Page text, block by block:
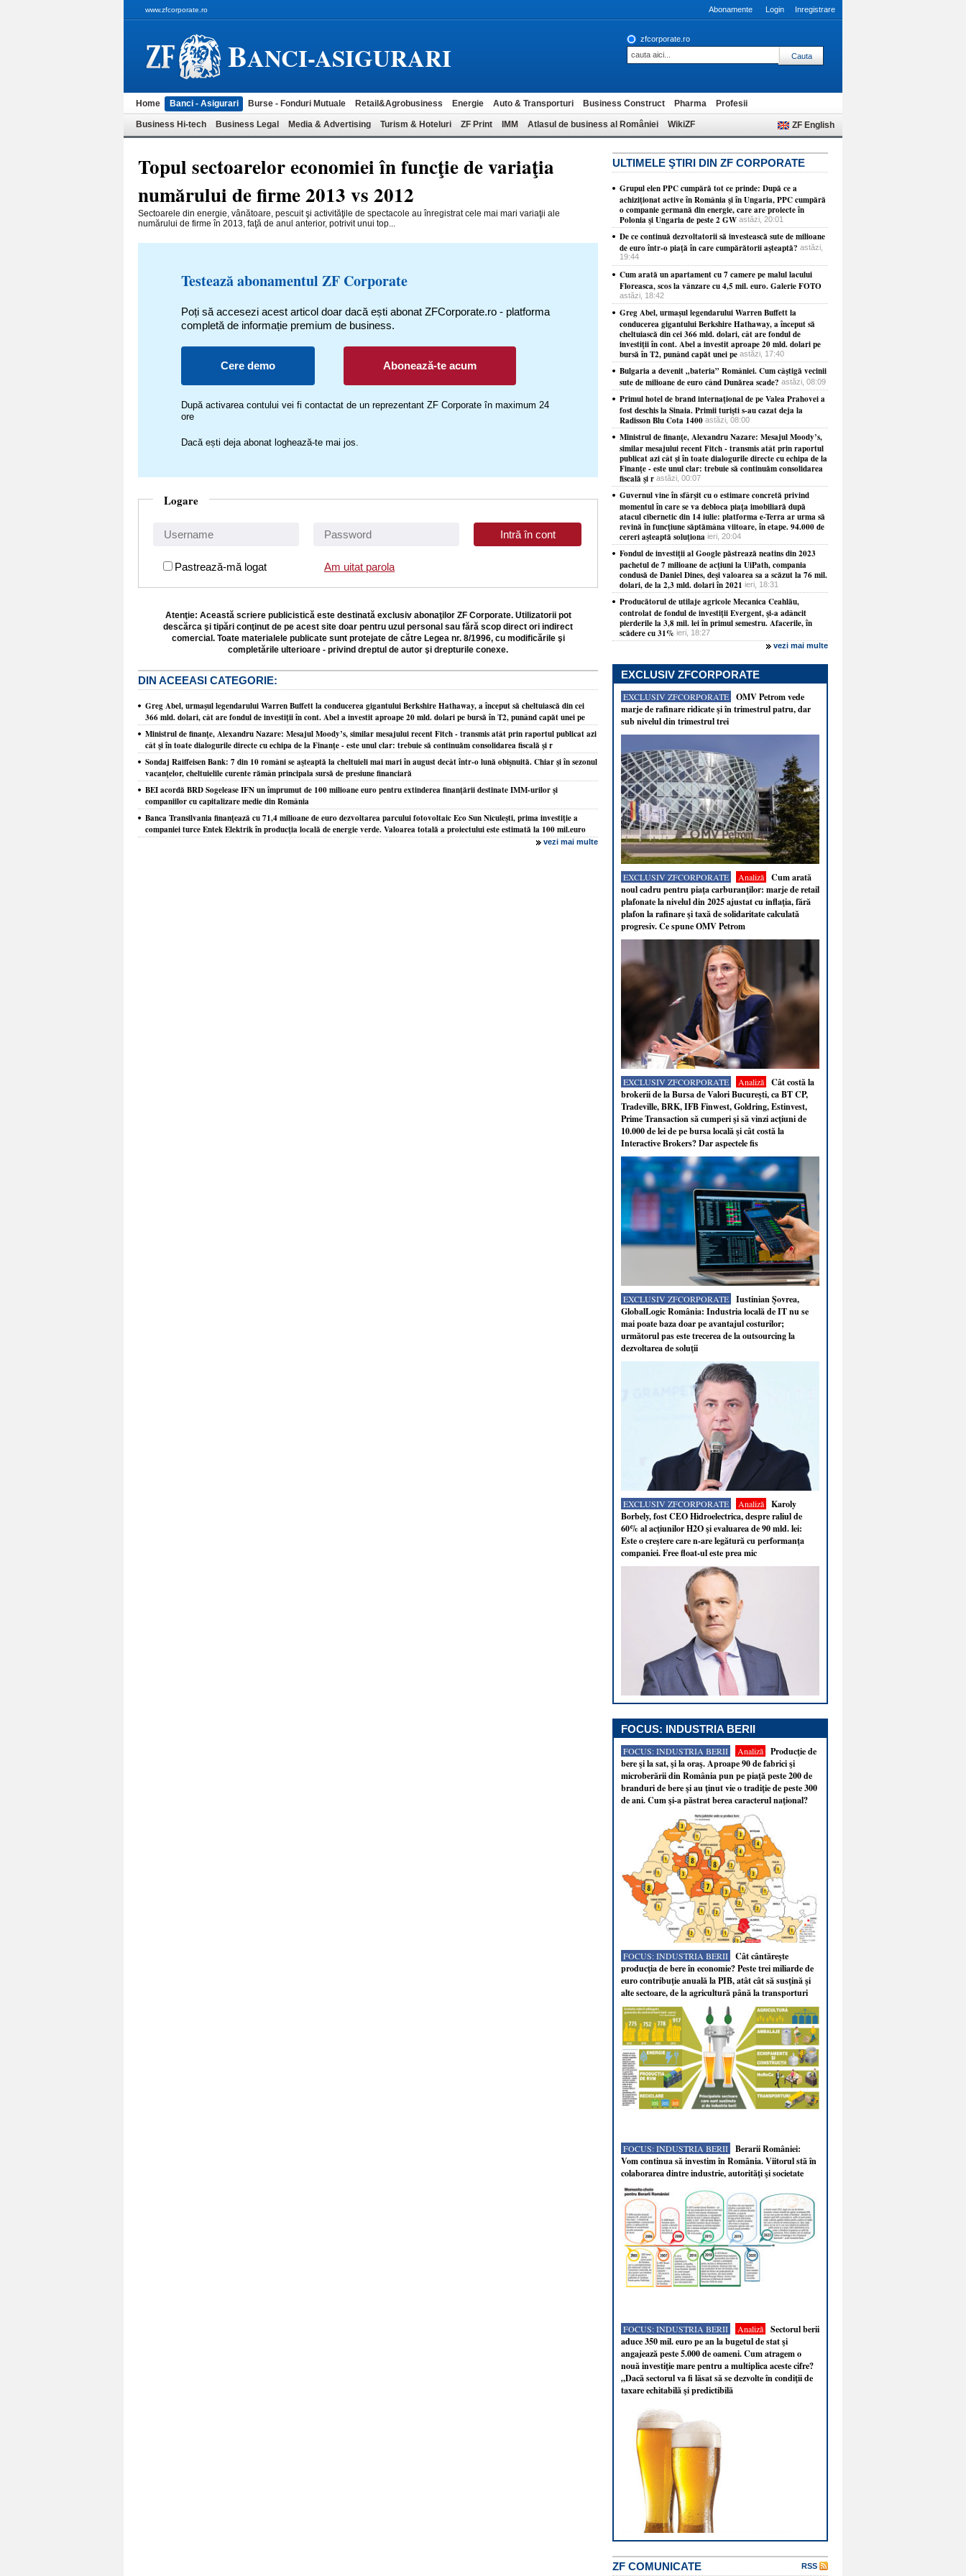
www.zfcorporate.ro Abonamente Login Inregistrare
BANCI-ASIGURARI
zfcorporate.ro
Home Banci - Asigurari Burse - Fonduri Mutuale Retail&Agrobusiness Energie Auto & Transporturi Business Construct Pharma Profesii
Business Hi-tech Business Legal Media & Advertising Turism & Hoteluri ZF Print IMM Atlasul de business al României WikiZF ZF English
Topul sectoarelor economiei în funcţie de variaţia
numărului de firme 2013 vs 2012
Sectoarele din energie, vânătoare, pescuit şi activităţile de spectacole au înregistrat cele mai mari variaţii ale
numărului de firme în 2013, faţă de anul anterior, potrivit unui top...
Testează abonamentul ZF Corporate
Poți să accesezi acest articol doar dacă ești abonat ZFCorporate.ro - platforma
completă de informație premium de business.
Cere demo Abonează-te acum
După activarea contului vei fi contactat de un reprezentant ZF Corporate în maximum 24
ore
Dacă ești deja abonat loghează-te mai jos.
Logare
Pastrează-mă logat Am uitat parola
Atenţie: Această scriere publicistică este destinată exclusiv abonaţilor ZF Corporate. Utilizatorii pot
descărca şi tipări conţinut de pe acest site doar pentru uzul personal sau fără scop direct ori indirect
comercial. Toate materialele publicate sunt protejate de către Legea nr. 8/1996, cu modificările şi
completările ulterioare - privind dreptul de autor şi drepturile conexe.
DIN ACEEASI CATEGORIE:
Greg Abel, urmaşul legendarului Warren Buffett la conducerea gigantului Berkshire Hathaway, a început să cheltuiască din cei
366 mld. dolari, cât are fondul de investiţii în cont. Abel a investit aproape 20 mld. dolari pe bursă în T2, punând capăt unei pe
Ministrul de finanţe, Alexandru Nazare: Mesajul Moody’s, similar mesajului recent Fitch - transmis atât prin raportul publicat azi
cât şi în toate dialogurile directe cu echipa de la Finanţe - este unul clar: trebuie să continuăm consolidarea fiscală şi r
Sondaj Raiffeisen Bank: 7 din 10 români se aşteaptă la cheltuieli mai mari în august decât într-o lună obişnuită. Chiar şi în sezonul
vacanţelor, cheltuielile curente rămân principala sursă de presiune financiară
BEI acordă BRD Sogelease IFN un împrumut de 100 milioane euro pentru extinderea finanţării destinate IMM-urilor şi
companiilor cu capitalizare medie din România
Banca Transilvania finanţează cu 71,4 milioane de euro dezvoltarea parcului fotovoltaic Eco Sun Niculeşti, prima investiţie a
companiei turce Entek Elektrik în producţia locală de energie verde. Valoarea totală a proiectului este estimată la 100 mil.euro
vezi mai multe
ULTIMELE ŞTIRI DIN ZF CORPORATE
Grupul elen PPC cumpără tot ce prinde: După ce a
achiziţionat active în România şi în Ungaria, PPC cumpără
o companie germană din energie, care are proiecte în
Polonia şi Ungaria de peste 2 GW astăzi, 20:01
De ce continuă dezvoltatorii să investească sute de milioane
de euro într-o piaţă în care cumpărătorii aşteaptă? astăzi,
19:44
Cum arată un apartament cu 7 camere pe malul lacului
Floreasca, scos la vânzare cu 4,5 mil. euro. Galerie FOTO
astăzi, 18:42
Greg Abel, urmaşul legendarului Warren Buffett la
conducerea gigantului Berkshire Hathaway, a început să
cheltuiască din cei 366 mld. dolari, cât are fondul de
investiţii în cont. Abel a investit aproape 20 mld. dolari pe
bursă în T2, punând capăt unei pe astăzi, 17:40
Bulgaria a devenit „bateria” României. Cum câştigă vecinii
sute de milioane de euro când Dunărea scade? astăzi, 08:09
​Primul hotel de brand internaţional de pe Valea Prahovei a
fost deschis la Sinaia. Primii turişti s-au cazat deja la
Radisson Blu Cota 1400 astăzi, 08:00
Ministrul de finanţe, Alexandru Nazare: Mesajul Moody’s,
similar mesajului recent Fitch - transmis atât prin raportul
publicat azi cât şi în toate dialogurile directe cu echipa de la
Finanţe - este unul clar: trebuie să continuăm consolidarea
fiscală şi r astăzi, 00:07
Guvernul vine în sfârşit cu o estimare concretă privind
momentul în care se va debloca piaţa imobiliară după
atacul cibernetic din 14 iulie: platforma e-Terra ar urma să
revină în funcţiune săptămâna viitoare, în etape. 94.000 de
cereri aşteaptă soluţiona ieri, 20:04
Fondul de investiţii al Google păstrează neatins din 2023
pachetul de 7 milioane de acţiuni la UiPath, compania
condusă de Daniel Dines, deşi valoarea sa a scăzut la 76 mil.
dolari, de la 2,3 mld. dolari în 2021 ieri, 18:31
Producătorul de utilaje agricole Mecanica Ceahlău,
controlat de fondul de investiţii Evergent, şi-a adâncit
pierderile la 3,8 mil. lei în primul semestru. Afacerile, în
scădere cu 31% ieri, 18:27
vezi mai multe
EXCLUSIV ZFCORPORATE
EXCLUSIV ZFCORPORATE
OMV Petrom vede
marje de rafinare ridicate şi în trimestrul patru, dar
sub nivelul din trimestrul trei
EXCLUSIV ZFCORPORATE Analiză
Cum arată
noul cadru pentru piaţa carburanţilor: marje de retail
plafonate la nivelul din 2025 ajustat cu inflaţia, fără
plafon la rafinare şi taxă de solidaritate calculată
progresiv. Ce spune OMV Petrom
EXCLUSIV ZFCORPORATE Analiză
Cât costă la
brokerii de la Bursa de Valori Bucureşti, ca BT CP,
Tradeville, BRK, IFB Finwest, Goldring, Estinvest,
Prime Transaction să cumperi şi să vinzi acţiuni de
10.000 de lei de pe bursa locală şi cât costă la
Interactive Brokers? Dar aspectele fis
EXCLUSIV ZFCORPORATE
Iustinian Şovrea,
GlobalLogic România: Industria locală de IT nu se
mai poate baza doar pe avantajul costurilor;
următorul pas este trecerea de la outsourcing la
dezvoltarea de soluţii
EXCLUSIV ZFCORPORATE Analiză
Karoly
Borbely, fost CEO Hidroelectrica, despre raliul de
60% al acţiunilor H2O şi evaluarea de 90 mld. lei:
Este o creştere care n-are legătură cu performanţa
companiei. Free float-ul este prea mic
FOCUS: INDUSTRIA BERII
FOCUS: INDUSTRIA BERII Analiză
Producţie de
bere şi la sat, şi la oraş. Aproape 90 de fabrici şi
microberării din România pun pe piaţă peste 200 de
branduri de bere şi au ţinut vie o tradiţie de peste 300
de ani. Cum şi-a păstrat berea caracterul naţional?
FOCUS: INDUSTRIA BERII
Cât cântăreşte
producţia de bere în economie? Peste trei miliarde de
euro contribuţie anuală la PIB, atât cât să susţină şi
alte sectoare, de la agricultură până la transporturi
FOCUS: INDUSTRIA BERII
Berarii României:
Vom continua să investim în România. Viitorul stă în
colaborarea dintre industrie, autorităţi şi societate
FOCUS: INDUSTRIA BERII Analiză
Sectorul berii
aduce 350 mil. euro pe an la bugetul de stat şi
angajează peste 5.000 de oameni. Cum atragem o
nouă investiţie mare pentru a multiplica aceste cifre?
„Dacă sectorul va fi lăsat să se dezvolte în condiţii de
taxare echitabilă şi predictibilă
ZF COMUNICATE RSS